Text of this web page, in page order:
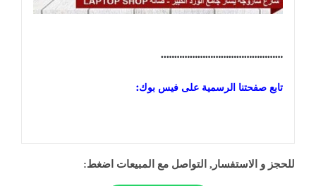
………………………………………..
تابع صفحتنا الرسمية على فيس بوك:
للحجز و الاستفسار, التواصل مع المبيعات اضغط: